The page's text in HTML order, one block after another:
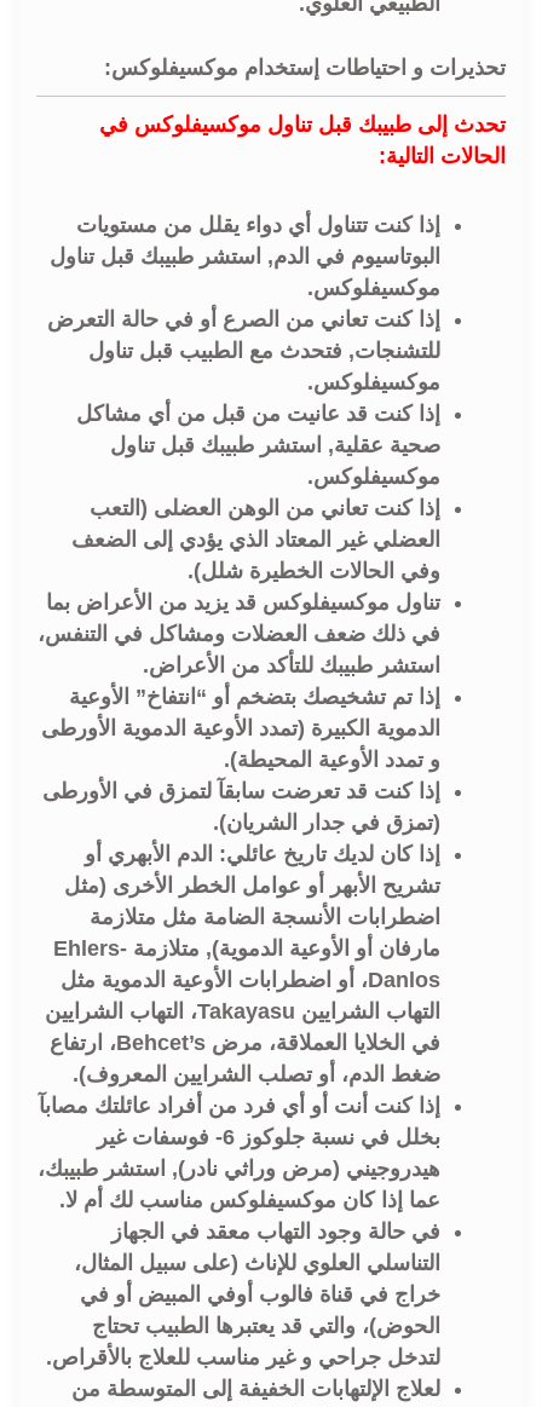
تحذيرات و احتياطات إستخدام موكسيفلوكس:
تحدث إلى طبيبك قبل تناول موكسيفلوكس في
الحالات التالية:
إذا كنت تتناول أي دواء يقلل من مستويات
البوتاسيوم في الدم, استشر طبيبك قبل تناول
موكسيفلوكس.
إذا كنت تعاني من الصرع أو في حالة التعرض
للتشنجات, فتحدث مع الطبيب قبل تناول
موكسيفلوكس.
إذا كنت قد عانيت من قبل من أي مشاكل
صحية عقلية, استشر طبيبك قبل تناول
موكسيفلوكس.
إذا كنت تعاني من الوهن العضلى (التعب
العضلي غير المعتاد الذي يؤدي إلى الضعف
وفي الحالات الخطيرة شلل).
تناول موكسيفلوكس قد يزيد من الأعراض بما
في ذلك ضعف العضلات ومشاكل في التنفس،
استشر طبيبك للتأكد من الأعراض.
إذا تم تشخيصك بتضخم أو “انتفاخ” الأوعية
الدموية الكبيرة (تمدد الأوعية الدموية الأورطى
و تمدد الأوعية المحيطة).
إذا كنت قد تعرضت سابقآ لتمزق في الأورطى
(تمزق في جدار الشريان).
إذا كان لديك تاريخ عائلي: الدم الأبهري أو
تشريح الأبهر أو عوامل الخطر الأخرى (مثل
اضطرابات الأنسجة الضامة مثل متلازمة
مارفان أو الأوعية الدموية), متلازمة Ehlers-
Danlos، أو اضطرابات الأوعية الدموية مثل
التهاب الشرايين Takayasu، التهاب الشرايين
في الخلايا العملاقة، مرض Behcet’s، ارتفاع
ضغط الدم، أو تصلب الشرايين المعروف).
إذا كنت أنت أو أي فرد من أفراد عائلتك مصابآ
بخلل في نسبة جلوكوز 6- فوسفات غير
هيدروجيني (مرض وراثي نادر), استشر طبيبك،
عما إذا كان موكسيفلوكس مناسب لك أم لا.
في حالة وجود التهاب معقد في الجهاز
التناسلي العلوي للإناث (على سبيل المثال،
خراج في قناة فالوب أوفي المبيض أو في
الحوض)، والتي قد يعتبرها الطبيب تحتاج
لتدخل جراحي و غير مناسب للعلاج بالأقراص.
لعلاج الإلتهابات الخفيفة إلى المتوسطة من